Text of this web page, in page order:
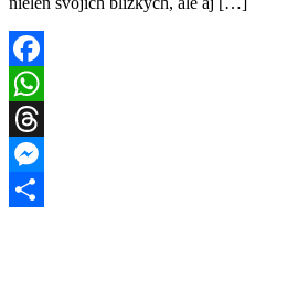
Facebook
WhatsApp
Threads
Messenger